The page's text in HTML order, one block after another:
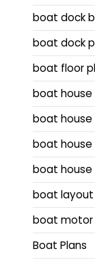
boat dock
boat dock
boat floor
boat house
boat house
boat house
boat house
boat layout
boat motor
Boat Plans